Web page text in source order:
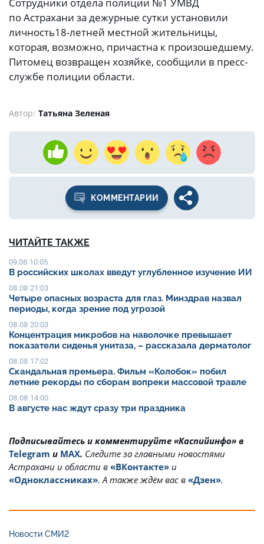
по Астрахани за дежурные сутки установили
личность18-летней местной жительницы,
которая, возможно, причастна к произошедшему.
Питомец возвращен хозяйке, сообщили в пресс-
службе полиции области.
Автор: Татьяна Зеленая
КОММЕНТАРИИ
ЧИТАЙТЕ ТАКЖЕ
09.08 10:05
В российских школах введут углубленное изучение ИИ
08.08 21:03
Четыре опасных возраста для глаз. Минздрав назвал
периоды, когда зрение под угрозой
08.08 20:03
Концентрация микробов на наволочке превышает
показатели сиденья унитаза, – рассказала дерматолог
08.08 17:02
Скандальная премьера. Фильм «Колобок» побил
летние рекорды по сборам вопреки массовой травле
08.08 14:00
В августе нас ждут сразу три праздника
Подписывайтесь и комментируйте «Каспийинфо» в
Telegram и MAX. Cледите за главными новостями
Астрахани и области в «ВКонтакте» и
«Одноклассниках». А также ждём вас в «Дзен».
Новости СМИ2